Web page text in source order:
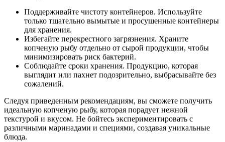
Поддерживайте чистоту контейнеров. Используйте
только тщательно вымытые и просушенные контейнеры
для хранения.
Избегайте перекрестного загрязнения. Храните
копченую рыбу отдельно от сырой продукции, чтобы
минимизировать риск бактерий.
Соблюдайте сроки хранения. Продукцию, которая
выглядит или пахнет подозрительно, выбрасывайте без
сожалений.
Следуя приведенным рекомендациям, вы сможете получить
идеальную копченую рыбу, которая порадует нежной
текстурой и вкусом. Не бойтесь экспериментировать с
различными маринадами и специями, создавая уникальные
блюда.